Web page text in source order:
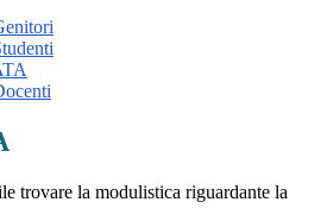
trovare la modulistica riguardante la